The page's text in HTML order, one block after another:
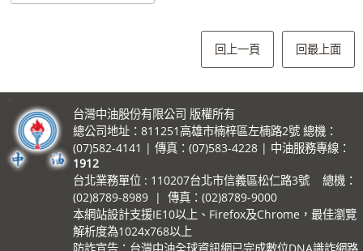
回上一頁 回最上面
台灣中油股份有限公司 版權所有
總公司地址：811251高雄市楠梓區左楠路2號 總機：
(07)582-4141 | 傳真：(07)583-4228 | 中油服務專線：
1912
台北業務單位 : 110207台北市信義區松仁路3號 總機：
(02)8789-8989 | 傳真：(02)8789-9000
本網站設計支援IE10以上、Firefox及Chrome，最佳瀏覽
解析度為1024x768以上